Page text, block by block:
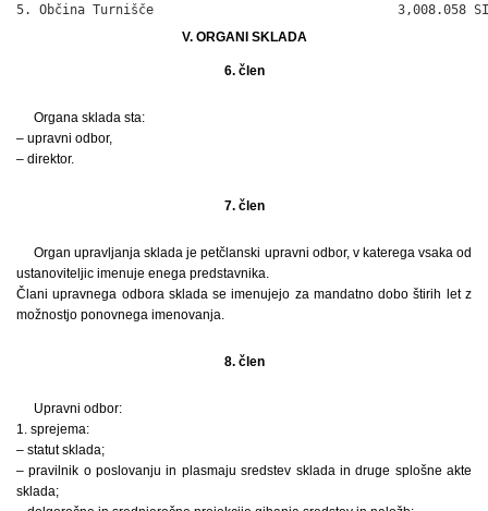
5. Občina Turnišče                                3,008.058
V. ORGANI SKLADA
6. člen
Organa sklada sta:
– upravni odbor,
– direktor.
7. člen
Organ upravljanja sklada je petčlanski upravni odbor, v katerega vsaka od
ustanoviteljic imenuje enega predstavnika.
Člani upravnega odbora sklada se imenujejo za mandatno dobo štirih let z
možnostjo ponovnega imenovanja.
8. člen
Upravni odbor:
1. sprejema:
– statut sklada;
– pravilnik o poslovanju in plasmaju sredstev sklada in druge splošne akte
sklada;